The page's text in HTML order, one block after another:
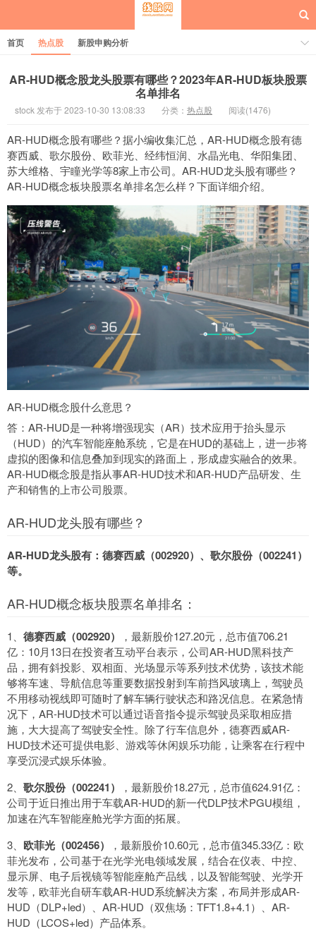
每日概念股
首页 热点股 新股申购分析
AR-HUD概念股龙头股票有哪些？2023年AR-HUD板块股票
名单排名
stock 发布于 2023-10-30 13:08:33 分类： 热点股 阅读(1476)
AR-HUD概念股有哪些？据小编收集汇总，AR-HUD概念股有德
赛西威、歌尔股份、欧菲光、经纬恒润、水晶光电、华阳集团、
苏大维格、宇瞳光学等8家上市公司。AR-HUD龙头股有哪些？
AR-HUD概念板块股票名单排名怎么样？下面详细介绍。
AR-HUD概念股什么意思？
答：AR-HUD是一种将增强现实（AR）技术应用于抬头显示
（HUD）的汽车智能座舱系统，它是在HUD的基础上，进一步将
虚拟的图像和信息叠加到现实的路面上，形成虚实融合的效果。
AR-HUD概念股是指从事AR-HUD技术和AR-HUD产品研发、生
产和销售的上市公司股票。
AR-HUD龙头股有哪些？
AR-HUD龙头股有：德赛西威（002920）、歌尔股份（002241）
等。
AR-HUD概念板块股票名单排名：
1、 德赛西威（002920）
，最新股价127.20元，总市值706.21
亿：10月13日在投资者互动平台表示，公司AR-HUD黑科技产
品，拥有斜投影、双相面、光场显示等系列技术优势，该技术能
够将车速、导航信息等重要数据投射到车前挡风玻璃上，驾驶员
不用移动视线即可随时了解车辆行驶状态和路况信息。在紧急情
况下，AR-HUD技术可以通过语音指令提示驾驶员采取相应措
施，大大提高了驾驶安全性。除了行车信息外，德赛西威AR-
HUD技术还可提供电影、游戏等休闲娱乐功能，让乘客在行程中
享受沉浸式娱乐体验。
2、 歌尔股份（002241）
，最新股价18.27元，总市值624.91亿：
公司于近日推出用于车载AR-HUD的新一代DLP技术PGU模组，
加速在汽车智能座舱光学方面的拓展。
3、 欧菲光（002456）
，最新股价10.60元，总市值345.33亿：欧
菲光发布，公司基于在光学光电领域发展，结合在仪表、中控、
显示屏、电子后视镜等智能座舱产品线，以及智能驾驶、光学开
发等，欧菲光自研车载AR-HUD系统解决方案，布局并形成AR-
HUD（DLP+led）、AR-HUD（双焦场：TFT1.8+4.1）、AR-
HUD（LCOS+led）产品体系。